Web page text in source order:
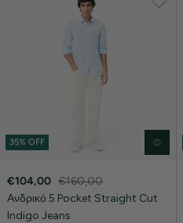
35% OFF
€104,00 €160,00
Ανδρικό 5 Pocket Straight Cut
Indigo Jeans